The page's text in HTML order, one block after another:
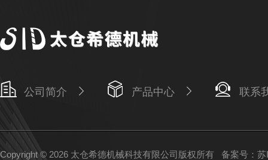
公司简介 产品中心 联系
Copyright © 2026 太仓希德机械科技有限公司版权所有 备案号：